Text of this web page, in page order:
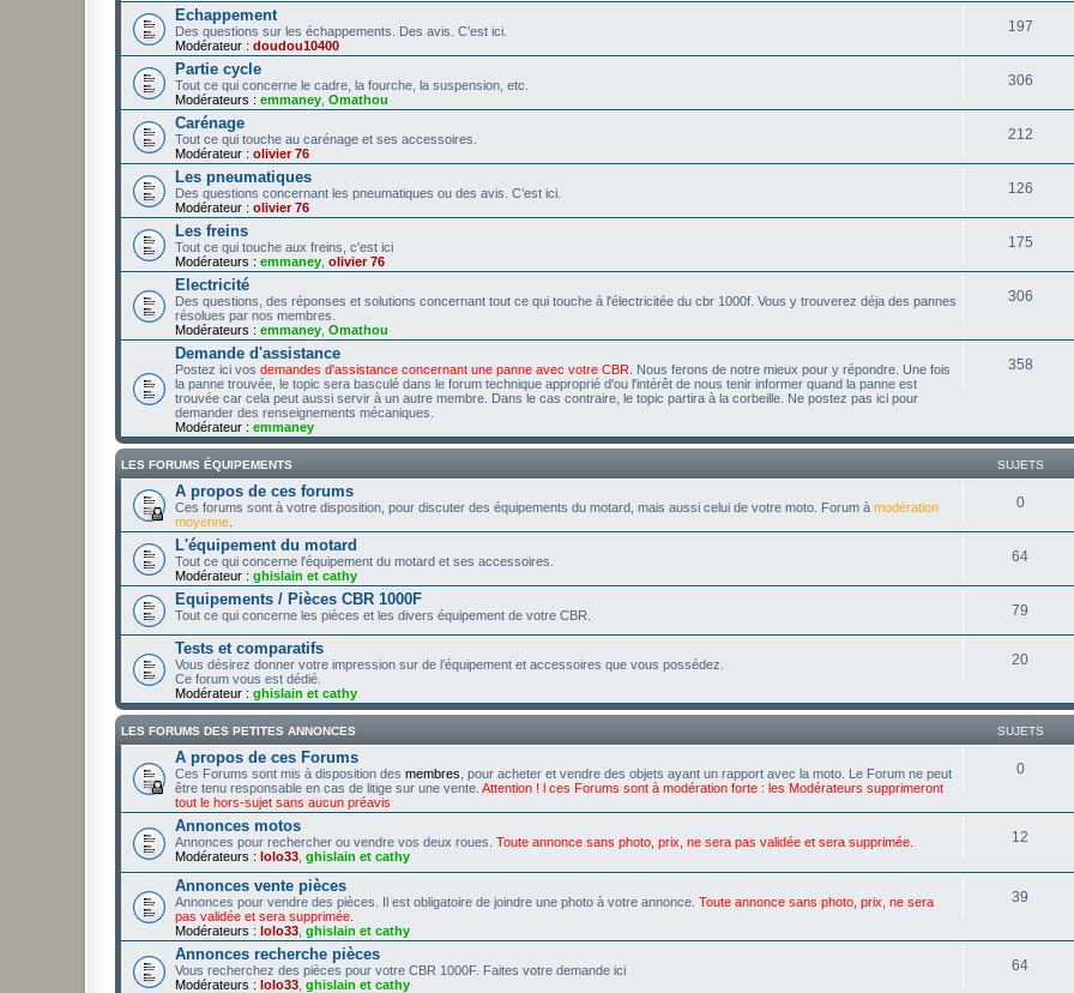
Echappement
Des questions sur les échappements. Des avis. C’est ici.
Modérateur : doudou10400
197
Partie cycle
Tout ce qui concerne le cadre, la fourche, la suspension, etc.
Modérateurs : emmaney Omathou
306
Carénage
Tout ce qui touche au carénage et ses accessoires.
Modérateur : olivier 76
212
Les pneumatiques
Des questions concernant les pneumatiques ou des avis. C’est ici.
Modérateur : olivier 76
126
Les freins
Tout ce qui touche aux freins, c'est ici
Modérateurs : emmaney olivier 76
175
Electricité
Des questions, des réponses et solutions concernant tout ce qui touche à l'électricitée du cbr 1000f. Vous y trouverez déja des pannes
résolues par nos membres.
Modérateurs : emmaney Omathou
306
Demande d'assistance
Postez ici vos demandes d'assistance concernant une panne avec votre CBR . Nous ferons de notre mieux pour y répondre. Une fois
la panne trouvée, le topic sera basculé dans le forum technique approprié d'ou l'intérêt de nous tenir informer quand la panne est
trouvée car cela peut aussi servir à un autre membre. Dans le cas contraire, le topic partira à la corbeille. Ne postez pas ici pour
demander des renseignements mécaniques.
Modérateur : emmaney
358
LES FORUMS ÉQUIPEMENTS SUJETS
A propos de ces forums
Ces forums sont à votre disposition, pour discuter des équipements du motard, mais aussi celui de votre moto. Forum à modération
moyenne
0
L'équipement du motard
Tout ce qui concerne l'équipement du motard et ses accessoires.
Modérateur : ghislain et cathy
64
Equipements / Pièces CBR 1000F
Tout ce qui concerne les pièces et les divers équipement de votre CBR. 79
Tests et comparatifs
Vous désirez donner votre impression sur de l’équipement et accessoires que vous possédez.
Ce forum vous est dédié.
Modérateur : ghislain et cathy
20
LES FORUMS DES PETITES ANNONCES SUJETS
A propos de ces Forums
Ces Forums sont mis à disposition des membres , pour acheter et vendre des objets ayant un rapport avec la moto. Le Forum ne peut
être tenu responsable en cas de litige sur une vente. Attention ! l ces Forums sont à modération forte : les Modérateurs supprimeront
tout le hors-sujet sans aucun préavis
0
Annonces motos
Annonces pour rechercher ou vendre vos deux roues. Toute annonce sans photo, prix, ne sera pas validée et sera supprimée.
Modérateurs : lolo33 ghislain et cathy
12
Annonces vente pièces
Annonces pour vendre des pièces. Il est obligatoire de joindre une photo à votre annonce. Toute annonce sans photo, prix, ne sera
pas validée et sera supprimée.
Modérateurs : lolo33 ghislain et cathy
39
Annonces recherche pièces
Vous recherchez des pièces pour votre CBR 1000F. Faites votre demande ici
Modérateurs : lolo33 ghislain et cathy
64